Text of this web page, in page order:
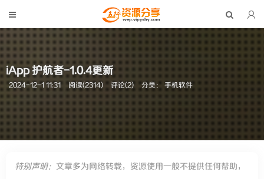
iApp 护航者-1.0.4更新
2024-12-1 11:31 阅读(2314) 评论(2) 分类：手机软件
特别声明： 文章多为网络转载，资源使用一般不提供任何帮助，